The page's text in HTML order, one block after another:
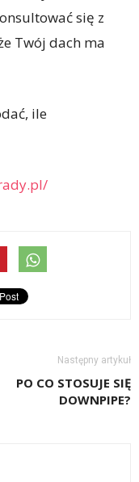
się z
Twój dach ma
ile
Następny artykuł
PO CO STOSUJE SIĘ
DOWNPIPE?